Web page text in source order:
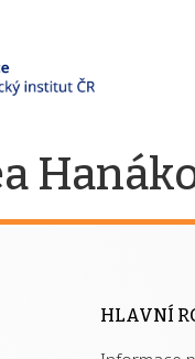
HLAVNÍ